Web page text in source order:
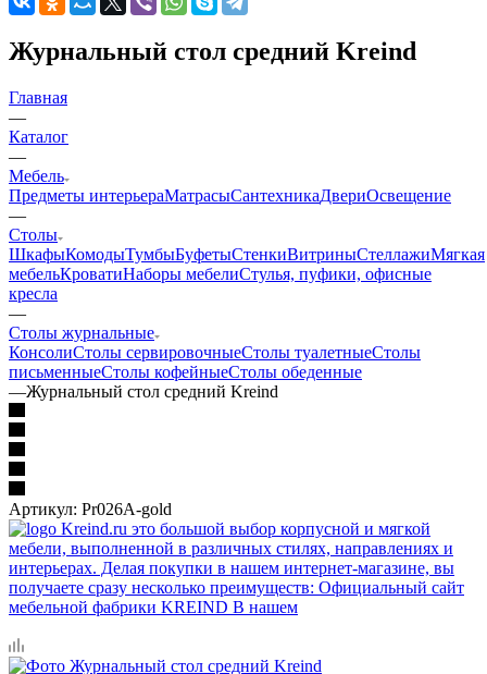
Журнальный стол средний Kreind
Главная
—
Каталог
—
Мебель
Предметы интерьераМатрасыСантехникаДвериОсвещение
—
Столы
ШкафыКомодыТумбыБуфетыСтенкиВитриныСтеллажиМягкая
мебельКроватиНаборы мебелиСтулья, пуфики, офисные
кресла
—
Столы журнальные
КонсолиСтолы сервировочныеСтолы туалетныеСтолы
письменныеСтолы кофейныеСтолы обеденные
—Журнальный стол средний Kreind
Артикул: Pr026A-gold